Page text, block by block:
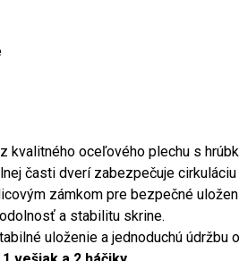
z kvalitného oceľového plechu s
časti dverí zabezpečuje cirkuláciu
zámkom pre bezpečné
a stabilitu skrine.
uloženie a jednoduchú údržbu